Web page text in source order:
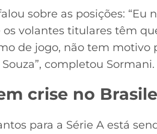
sobre as posições:
os volantes titulares têm
de jogo, não tem motivo
completou Sormani.
crise no
para a Série A está